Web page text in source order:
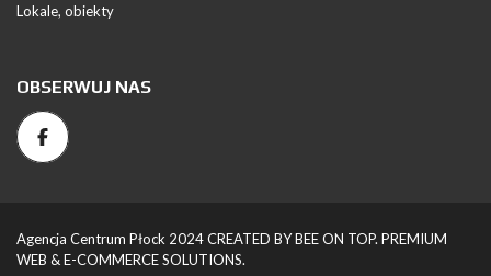
Lokale, obiekty
OBSERWUJ NAS
Agencja Centrum Płock 2024 CREATED BY BEE ON TOP. PREMIUM
WEB & E-COMMERCE SOLUTIONS.